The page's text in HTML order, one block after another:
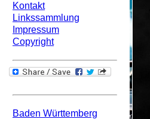
Kontakt
Linkssammlung
Impressum
Copyright
Baden Württemberg